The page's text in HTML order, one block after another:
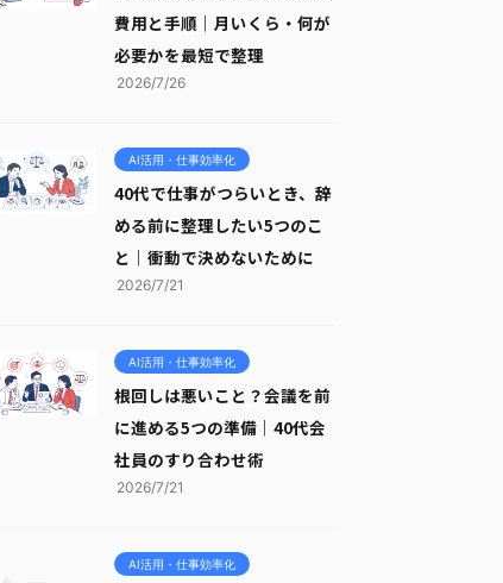
費用と手順｜月いくら・何が
必要かを最短で整理
2026/7/26
AI活用・仕事効率化
40代で仕事がつらいとき、辞
める前に整理したい5つのこ
と｜衝動で決めないために
2026/7/21
AI活用・仕事効率化
根回しは悪いこと？会議を前
に進める5つの準備｜40代会
社員のすり合わせ術
2026/7/21
AI活用・仕事効率化